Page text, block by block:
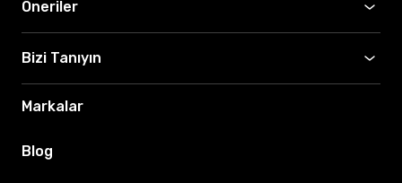
Öneriler
Bizi Tanıyın
Markalar
Blog